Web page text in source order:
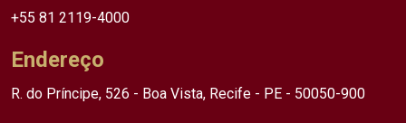
+55 81 2119-4000
Endereço
R. do Príncipe, 526 - Boa Vista, Recife - PE - 50050-900